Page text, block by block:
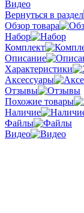
Видео
Вернуться в раздел
Обзор товара
Набор
Комплект
Описание
Характеристики
Аксессуары
Отзывы
Похожие товары
Наличие
Файлы
Видео